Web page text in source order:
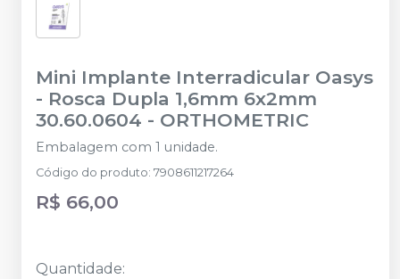
Mini Implante Interradicular Oasys
- Rosca Dupla 1,6mm 6x2mm
30.60.0604 - ORTHOMETRIC
Embalagem com 1 unidade.
Código do produto: 7908611217264
R$ 66,00
Quantidade: